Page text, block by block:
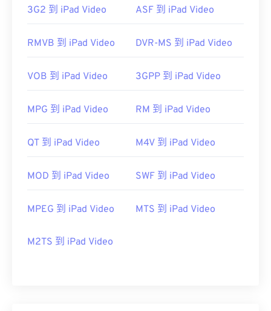
3G2 到 iPad Video ASF 到 iPad Video
RMVB 到 iPad Video DVR-MS 到 iPad Video
VOB 到 iPad Video 3GPP 到 iPad Video
MPG 到 iPad Video RM 到 iPad Video
QT 到 iPad Video M4V 到 iPad Video
MOD 到 iPad Video SWF 到 iPad Video
MPEG 到 iPad Video MTS 到 iPad Video
M2TS 到 iPad Video